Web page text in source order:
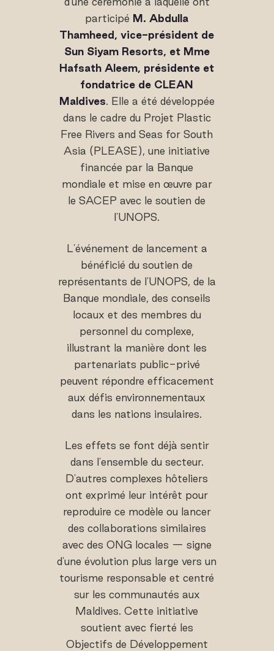
participé M. Abdulla
Thamheed, vice-président de
Sun Siyam Resorts, et Mme
Hafsath Aleem, présidente et
fondatrice de CLEAN
Maldives. Elle a été développée
dans le cadre du Projet Plastic
Free Rivers and Seas for South
Asia (PLEASE), une initiative
financée par la Banque
mondiale et mise en œuvre par
le SACEP avec le soutien de
l'UNOPS.
L'événement de lancement a
bénéficié du soutien de
représentants de l'UNOPS, de la
Banque mondiale, des conseils
locaux et des membres du
personnel du complexe,
illustrant la manière dont les
partenariats public-privé
peuvent répondre efficacement
aux défis environnementaux
dans les nations insulaires.
Les effets se font déjà sentir
dans l'ensemble du secteur.
D'autres complexes hôteliers
ont exprimé leur intérêt pour
reproduire ce modèle ou lancer
des collaborations similaires
avec des ONG locales — signe
d'une évolution plus large vers un
tourisme responsable et centré
sur les communautés aux
Maldives. Cette initiative
soutient avec fierté les
Objectifs de Développement